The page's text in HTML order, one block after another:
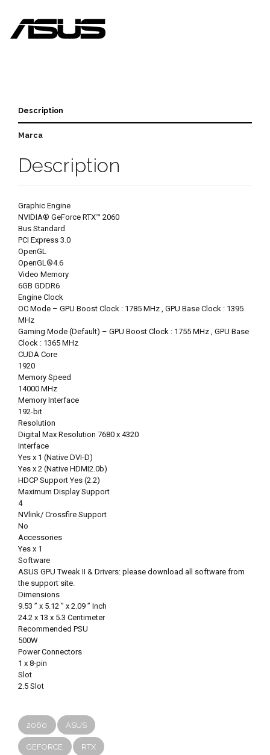
Description
Marca
Description
Graphic Engine
NVIDIA® GeForce RTX™ 2060
Bus Standard
PCI Express 3.0
OpenGL
OpenGL®4.6
Video Memory
6GB GDDR6
Engine Clock
OC Mode – GPU Boost Clock : 1785 MHz , GPU Base Clock : 1395
MHz
Gaming Mode (Default) – GPU Boost Clock : 1755 MHz , GPU Base
Clock : 1365 MHz
CUDA Core
1920
Memory Speed
14000 MHz
Memory Interface
192-bit
Resolution
Digital Max Resolution 7680 x 4320
Interface
Yes x 1 (Native DVI-D)
Yes x 2 (Native HDMI2.0b)
HDCP Support Yes (2.2)
Maximum Display Support
4
NVlink/ Crossfire Support
No
Accessories
Yes x 1
Software
ASUS GPU Tweak II & Drivers: please download all software from
the support site.
Dimensions
9.53 ” x 5.12 ” x 2.09 ” Inch
24.2 x 13 x 5.3 Centimeter
Recommended PSU
500W
Power Connectors
1 x 8-pin
Slot
2.5 Slot
2060 ASUS
GEFORCE RTX